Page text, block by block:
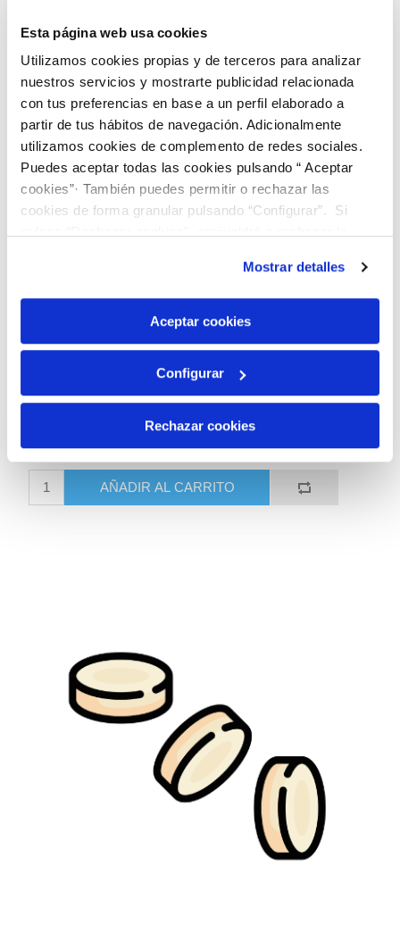
Esta página web usa cookies
Utilizamos cookies propias y de terceros para analizar
nuestros servicios y mostrarte publicidad relacionada
con tus preferencias en base a un perfil elaborado a
partir de tus hábitos de navegación. Adicionalmente
utilizamos cookies de complemento de redes sociales.
Puedes aceptar todas las cookies pulsando “ Aceptar
cookies”· También puedes permitir o rechazar las
cookies de forma granular pulsando “Configurar”. Si
son indispensables para que el sitio web funcione y que
por tanto no se pueden desactivar. Puedes consultar
más información en nuestraPolítica de Cookies
Mostrar detalles
Aceptar cookies
Configurar
Rechazar cookies
990069 BAControl-PCR Rango Bajo L.
pneumophila (sg.1) CECT 7109
234,00 €
AÑADIR AL CARRITO